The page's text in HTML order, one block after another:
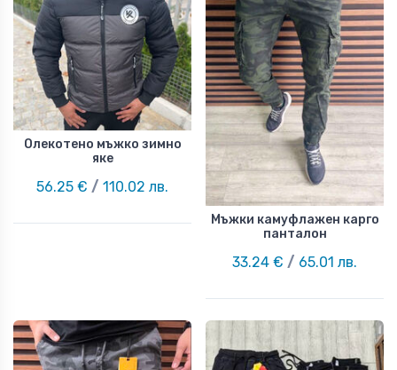
Олекотено мъжко зимно
яке
56.25 € / 110.02 лв.
Мъжки камуфлажен карго
панталон
33.24 € / 65.01 лв.